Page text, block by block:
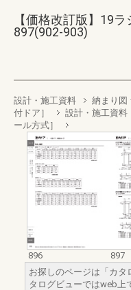
【価格改訂版】19
897(902-903)
設計・施工資料 納まり図
付ドア］
設計・施工資料
ール方式］
896
897
お探しのページは「カタ
タログビューではweb上